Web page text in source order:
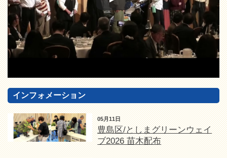
インフォメーション
05月11日
豊島区/としまグリーンウェイ
ブ2026 苗木配布